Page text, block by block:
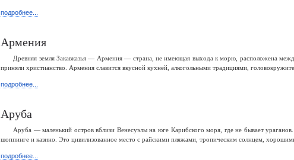
подробнее...
Армения
Древняя земля Закавказья — Армения — страна, не имеющая выхода к морю, расположена
приняли христианство. Армения славится вкусной кухней, алкогольными традициями,
подробнее...
Аруба
Аруба — маленький остров вблизи Венесуэлы на юге Карибского моря, где не бывает
шоппинге и казино. Это цивилизованное место с райскими пляжами, тропическим солнцем,
подробнее...